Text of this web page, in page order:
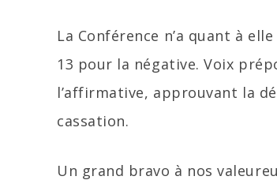
La Conférence n’a quant à
13 pour la négative. Voix
l’affirmative, approuvant la
cassation.
Un grand bravo à nos